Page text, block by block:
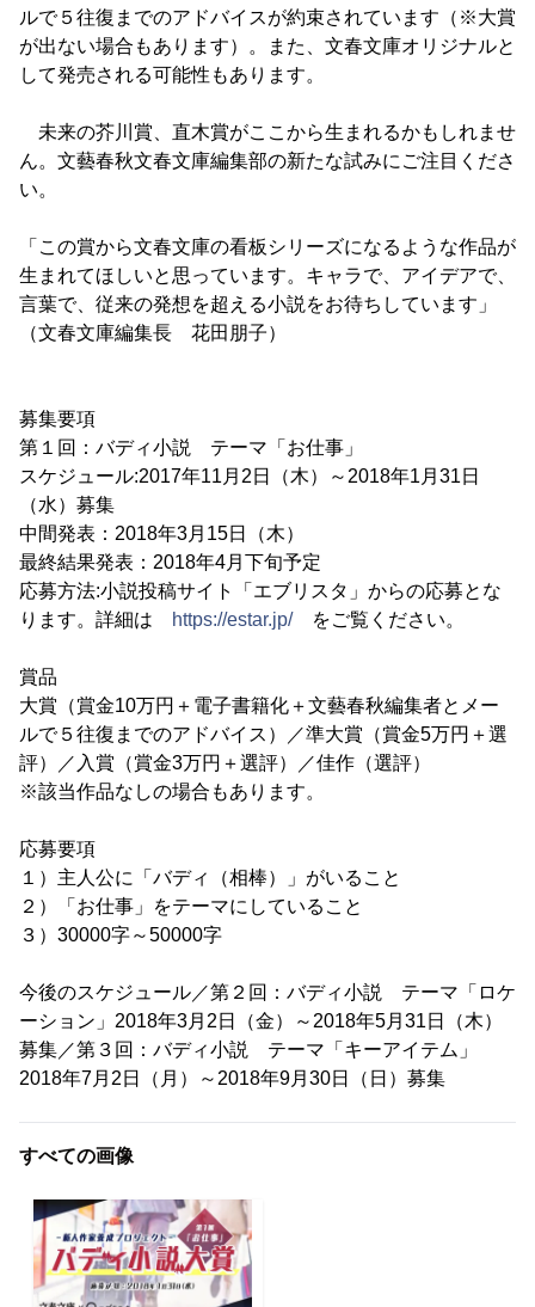
ルで５往復までのアドバイスが約束されています（※大賞
が出ない場合もあります）。また、文春文庫オリジナルと
して発売される可能性もあります。
未来の芥川賞、直木賞がここから生まれるかもしれませ
ん。文藝春秋文春文庫編集部の新たな試みにご注目くださ
い。
「この賞から文春文庫の看板シリーズになるような作品が
生まれてほしいと思っています。キャラで、アイデアで、
言葉で、従来の発想を超える小説をお待ちしています」
（文春文庫編集長 花田朋子）
募集要項
第１回：バディ小説 テーマ「お仕事」
スケジュール:2017年11月2日（木）～2018年1月31日
（水）募集
中間発表：2018年3月15日（木）
最終結果発表：2018年4月下旬予定
応募方法:小説投稿サイト「エブリスタ」からの応募とな
ります。詳細は
https://estar.jp/をご覧ください。
賞品
大賞（賞金10万円＋電子書籍化＋文藝春秋編集者とメー
ルで５往復までのアドバイス）／準大賞（賞金5万円＋選
評）／入賞（賞金3万円＋選評）／佳作（選評）
※該当作品なしの場合もあります。
応募要項
１）主人公に「バディ（相棒）」がいること
２）「お仕事」をテーマにしていること
３）30000字～50000字
今後のスケジュール／第２回：バディ小説 テーマ「ロケ
ーション」2018年3月2日（金）～2018年5月31日（木）
募集／第３回：バディ小説 テーマ「キーアイテム」
2018年7月2日（月）～2018年9月30日（日）募集
すべての画像